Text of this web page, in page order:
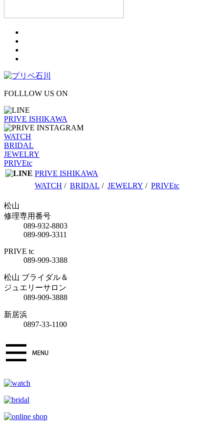
FOLLLOW US ON
PRIVE ISHIKAWA
WATCH
BRIDAL
JEWELRY
PRIVEtc
PRIVE ISHIKAWA
WATCH / BRIDAL / JEWELRY / PRIVEtc
松山
修理専用番号
089-932-8803
089-909-3311
PRIVE tc
089-909-3388
松山 ブライダル＆
ジュエリーサロン
089-909-3888
新居浜
0897-33-1100